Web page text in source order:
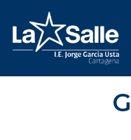
al
contenido